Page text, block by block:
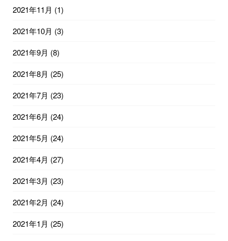
2021年11月 (1)
2021年10月 (3)
2021年9月 (8)
2021年8月 (25)
2021年7月 (23)
2021年6月 (24)
2021年5月 (24)
2021年4月 (27)
2021年3月 (23)
2021年2月 (24)
2021年1月 (25)